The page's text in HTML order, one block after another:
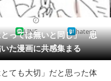
リサーチ
とっては無いと同じ」 思
た漫画に共感集まる
LINE hatena
ても大切」だと思った体